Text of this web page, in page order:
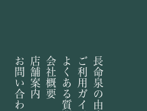
長命泉の由来
ご利用ガイド
よくある質問
会社概要
店舗案内
お問い合わせ